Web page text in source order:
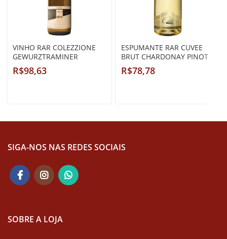
VINHO RAR COLEZZIONE
GEWURZTRAMINER
R$
ESPUMANTE RAR CUVEE
BRUT CHARDONAY PINOT
NOIR
R$
SIGA-NOS NAS REDES SOCIAIS
SOBRE A LOJA